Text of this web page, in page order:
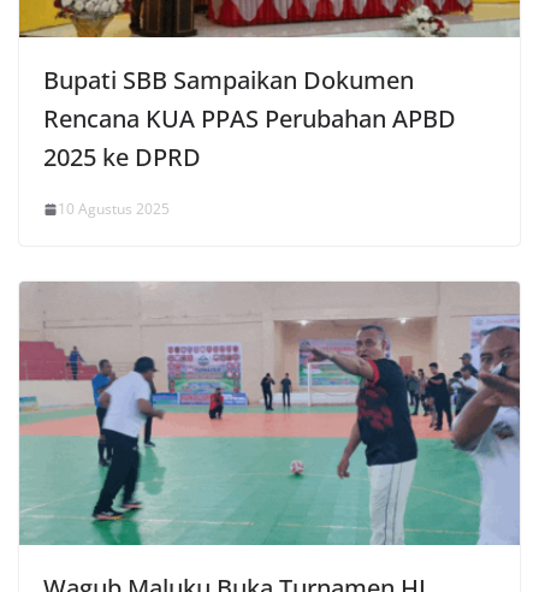
Bupati SBB Sampaikan Dokumen
Rencana KUA PPAS Perubahan APBD
2025 ke DPRD
10 Agustus 2025